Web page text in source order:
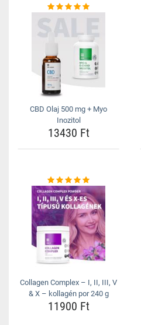
CBD Olaj 500 mg + Myo
Inozitol
13430 Ft
Collagen Complex – I, II, III, V
& X – kollagén por 240 g
11900 Ft